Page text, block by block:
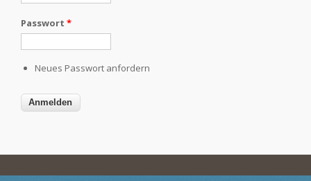
Passwort *
Neues Passwort anfordern